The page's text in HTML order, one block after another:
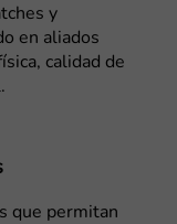
y
en aliados
calidad de
que permitan